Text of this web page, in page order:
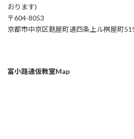
おります)
〒604-8053
京都市中京区麩屋町通四条上ル桝屋町
富小路通仮教室Map